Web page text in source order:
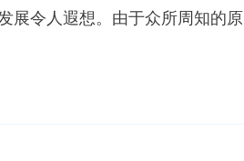
展令人遐想。由于众所周知的原